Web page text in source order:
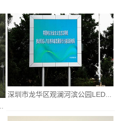
深圳市龙华区观澜河滨公园LED...